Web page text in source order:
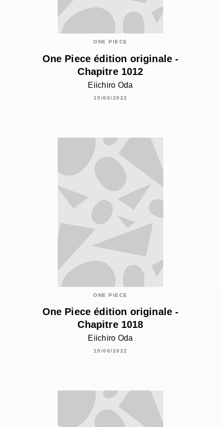
ONE PIECE
One Piece édition originale -
Chapitre 1012
Eiichiro Oda
15/06/2022
ONE PIECE
One Piece édition originale -
Chapitre 1018
Eiichiro Oda
15/06/2022